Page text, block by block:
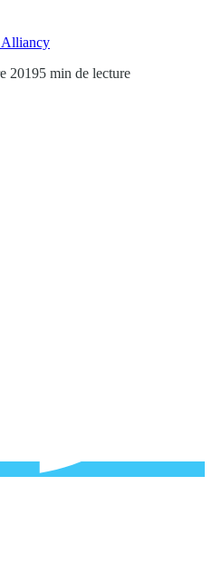
Alliancy
20195 min de lecture